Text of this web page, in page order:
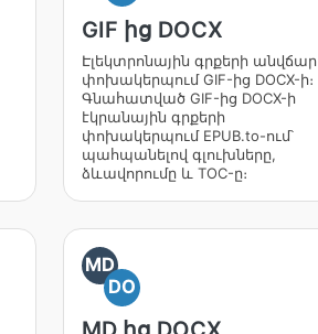
GIF ից DOCX
Էլեկտրոնային գրքերի անվճար
փոխակերպում GIF-ից DOCX-ի։
Գնահատված GIF-ից DOCX-ի
էկրանային գրքերի
փոխակերպում EPUB.to-ում՝
պահպանելով գլուխները,
ձևավորումը և TOC-ը։
MD
DO